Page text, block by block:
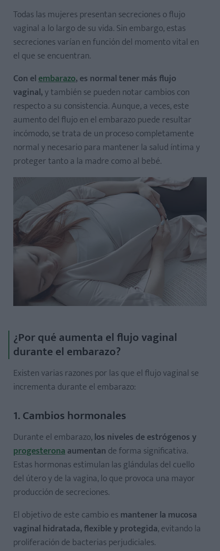
¿Es normal tener más flujo en el embarazo?
¿El flujo en el embarazo puede cambiar según la
alimentación o el estrés?
¿El flujo marrón o rosado siempre indica un problema?
¿Cómo diferenciar el flujo vaginal del líquido amniótico?
¿Qué puedo hacer si tengo exceso de flujo, pero no hay
infección?
¿El flujo vaginal cambia después del parto?
Todas las mujeres presentan secreciones o flujo
vaginal a lo largo de su vida. Sin embargo, estas
secreciones varían en función del momento vital en
el que se encuentran.
Con elembarazo, es normal tener más flujo
vaginal,y también se pueden notar cambios con
respecto a su consistencia. Aunque, a veces, este
aumento del flujo en el embarazo puede resultar
incómodo, se trata de un proceso completamente
normal y necesario para mantener la salud íntima y
proteger tanto a la madre como al bebé.
¿Por qué aumenta el flujo vaginal
durante el embarazo?
Existen varias razones por las que el flujo vaginal se
incrementa durante el embarazo:
1. Cambios hormonales
Durante el embarazo,los niveles de estrógenos y
progesteronaaumentan de forma significativa.
Estas hormonas estimulan las glándulas del cuello
del útero y de la vagina, lo que provoca una mayor
producción de secreciones.
El objetivo de este cambio es mantener la mucosa
vaginal hidratada, flexible y protegida, evitando la
proliferación de bacterias perjudiciales.